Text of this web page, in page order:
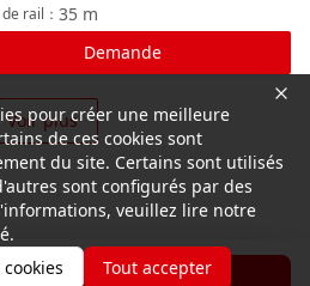
35 m
rail ：
Demande
Voir plus
Demande
pour créer une meilleure
de ces cookies sont
du site. Certains sont utilisés
sont configurés par des
veuillez lire notre
Tout accepter